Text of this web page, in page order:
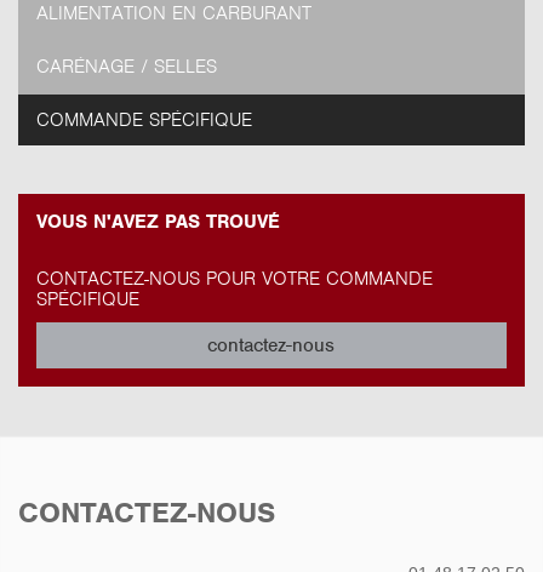
ALIMENTATION EN CARBURANT
CARÉNAGE / SELLES
COMMANDE SPÉCIFIQUE
VOUS N'AVEZ PAS TROUVÉ
CONTACTEZ-NOUS POUR VOTRE COMMANDE
SPÉCIFIQUE
contactez-nous
CONTACTEZ-NOUS